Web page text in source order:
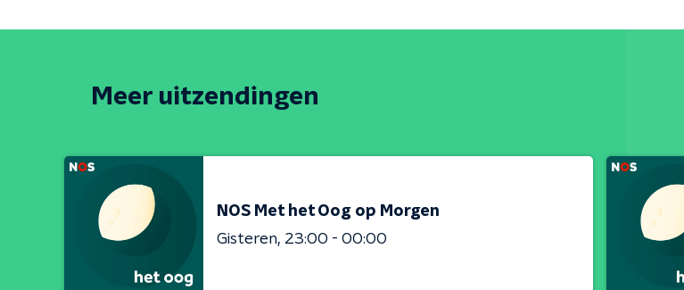
Meer uitzendingen
NOS Met het Oog op Morgen
Gisteren 23:00 - 00:00